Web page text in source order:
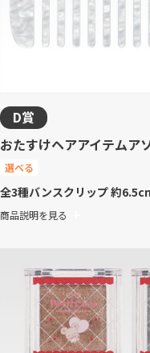
D賞
おたすけヘアアイテムア
選べる
全3種バンスクリップ 約
商品説明を見る